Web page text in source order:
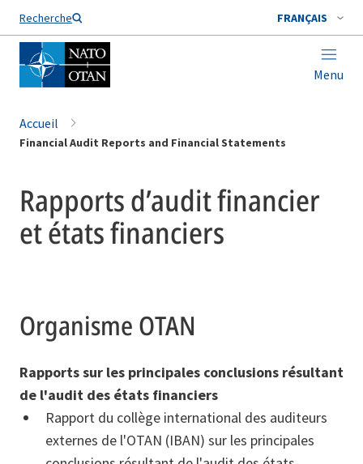
Recherche FRANÇAIS
Menu
Nom de famille*
Accueil
Financial Audit Reports and Financial Statements
Rapports d’audit financier
et états financiers
Organisme OTAN
Rapports sur les principales conclusions résultant
de l'audit des états financiers
Rapport du collège international des auditeurs
externes de l'OTAN (IBAN) sur les principales